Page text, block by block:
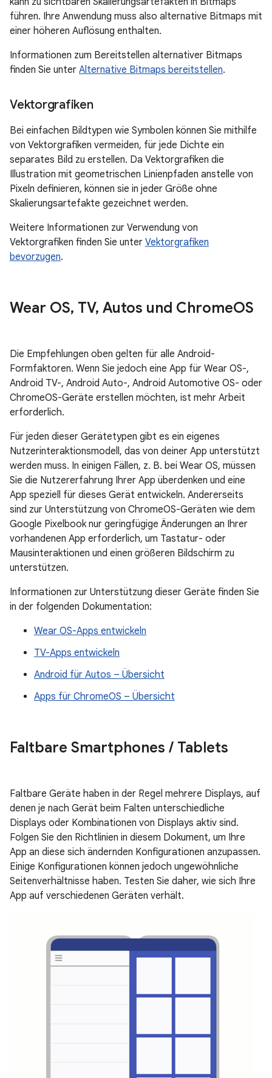
führen. Ihre Anwendung muss also alternative Bitmaps mit
einer höheren Auflösung enthalten.
Informationen zum Bereitstellen alternativer Bitmaps
finden Sie unter Alternative Bitmaps bereitstellen.
Vektorgrafiken
Bei einfachen Bildtypen wie Symbolen können Sie mithilfe
von Vektorgrafiken vermeiden, für jede Dichte ein
separates Bild zu erstellen. Da Vektorgrafiken die
Illustration mit geometrischen Linienpfaden anstelle von
Pixeln definieren, können sie in jeder Größe ohne
Skalierungsartefakte gezeichnet werden.
Weitere Informationen zur Verwendung von
Vektorgrafiken finden Sie unter Vektorgrafiken
bevorzugen.
Wear OS, TV, Autos und ChromeOS
Die Empfehlungen oben gelten für alle Android-
Formfaktoren. Wenn Sie jedoch eine App für Wear OS-,
Android TV-, Android Auto-, Android Automotive OS- oder
ChromeOS-Geräte erstellen möchten, ist mehr Arbeit
erforderlich.
Für jeden dieser Gerätetypen gibt es ein eigenes
Nutzerinteraktionsmodell, das von deiner App unterstützt
werden muss. In einigen Fällen, z. B. bei Wear OS, müssen
Sie die Nutzererfahrung Ihrer App überdenken und eine
App speziell für dieses Gerät entwickeln. Andererseits
sind zur Unterstützung von ChromeOS-Geräten wie dem
Google Pixelbook nur geringfügige Änderungen an Ihrer
vorhandenen App erforderlich, um Tastatur- oder
Mausinteraktionen und einen größeren Bildschirm zu
unterstützen.
Informationen zur Unterstützung dieser Geräte finden Sie
in der folgenden Dokumentation:
Wear OS-Apps entwickeln
TV-Apps entwickeln
Android für Autos – Übersicht
Apps für ChromeOS – Übersicht
Faltbare Smartphones / Tablets
Faltbare Geräte haben in der Regel mehrere Displays, auf
denen je nach Gerät beim Falten unterschiedliche
Displays oder Kombinationen von Displays aktiv sind.
Folgen Sie den Richtlinien in diesem Dokument, um Ihre
App an diese sich ändernden Konfigurationen anzupassen.
Einige Konfigurationen können jedoch ungewöhnliche
Seitenverhältnisse haben. Testen Sie daher, wie sich Ihre
App auf verschiedenen Geräten verhält.